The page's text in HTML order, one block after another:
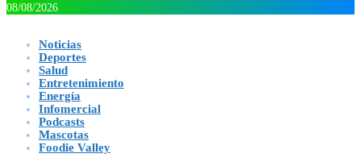
08/08/2026
Noticias
Deportes
Salud
Entretenimiento
Energía
Infomercial
Podcasts
Mascotas
Foodie Valley